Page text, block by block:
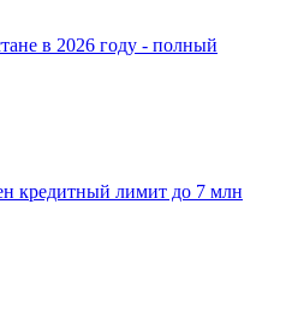
в 2026 году - полный
кредитный лимит до 7 млн